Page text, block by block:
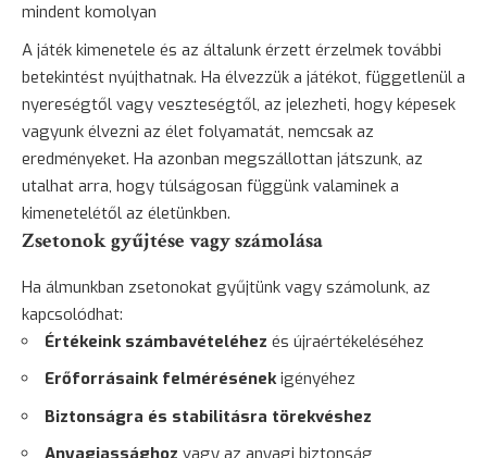
mindent komolyan
A játék kimenetele és az általunk érzett érzelmek további
betekintést nyújthatnak. Ha élvezzük a játékot, függetlenül a
nyereségtől vagy veszteségtől, az jelezheti, hogy képesek
vagyunk élvezni az élet folyamatát, nemcsak az
eredményeket. Ha azonban megszállottan játszunk, az
utalhat arra, hogy túlságosan függünk valaminek a
kimenetelétől az életünkben.
Zsetonok gyűjtése vagy számolása
Ha álmunkban zsetonokat gyűjtünk vagy számolunk, az
kapcsolódhat:
Értékeink számbavételéhez és újraértékeléséhez
Erőforrásaink felmérésénekigényéhez
Biztonságra és stabilitásra törekvéshez